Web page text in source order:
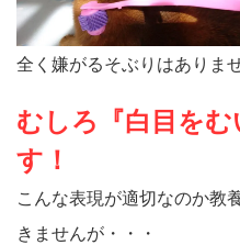
全く嫌がるそぶりはありませ
むしろ『白目を
す！
こんな表現が適切なのか教
きませんが・・・